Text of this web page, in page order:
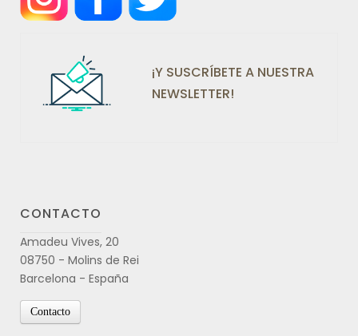
¡Y SUSCRÍBETE A NUESTRA
NEWSLETTER!
CONTACTO
Amadeu Vives, 20
08750 - Molins de Rei
Barcelona - España
Contacto